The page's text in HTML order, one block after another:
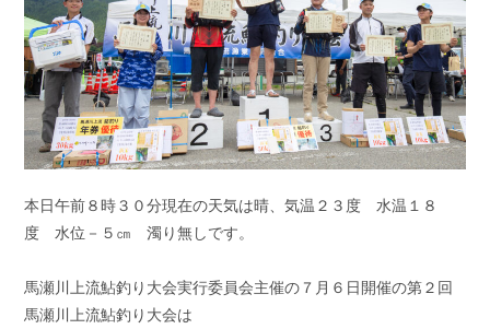
本日午前８時３０分現在の天気は晴、気温２３度 水温１８
度 水位－５㎝ 濁り無しです。
馬瀬川上流鮎釣り大会実行委員会主催の７月６日開催の第２回
馬瀬川上流鮎釣り大会は